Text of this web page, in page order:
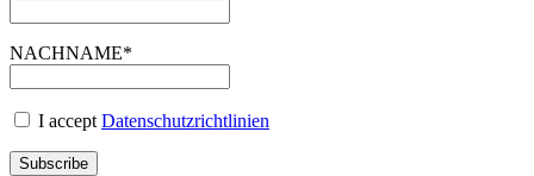
NACHNAME*
I accept Datenschutzrichtlinien